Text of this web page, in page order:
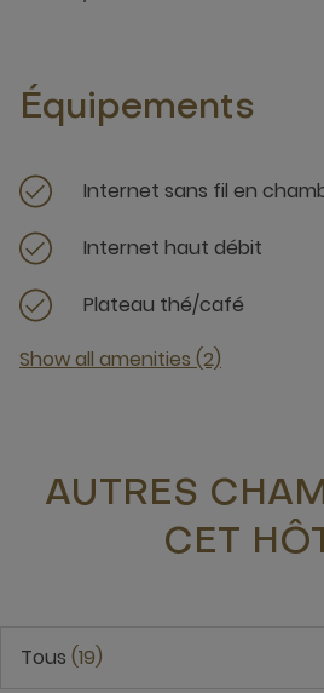
Équipements
Internet sans fil en
Internet haut débit
Plateau thé/café
Show all amenities (2)
AUTRES
CET
Tous 19